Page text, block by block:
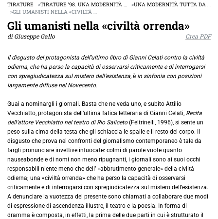
TIRATURE TIRATURE ’98. UNA MODERNITÀ …
UNA MODERNITÀ TUTTA DA …
GLI UMANISTI NELLA «CIVILTÀ …
Gli umanisti nella «civiltà orrenda»
di Giuseppe Gallo Crea PDF
Il disgusto del protagonista dell’ultimo libro di Gianni Celati contro la civiltà
odierna, che ha perso la capacità di osservarsi criticamente e di interrogarsi
con spregiudicatezza sul mistero dell’esistenza, è in sinfonia con posizioni
largamente diffuse nel Novecento.
Guai a nominargli i giornali. Basta che ne veda uno, e subito Attilio
Vecchiatto, protagonista dell’ultima fatica letteraria di Gianni Celati, Recita
dell’attore Vecchiatto nel teatro di Rio Saliceto(Feltrinelli, 1996), si sente un
peso sulla cima della testa che gli schiaccia le spalle e il resto del corpo. Il
disgusto che prova nei confronti del giornalismo contemporaneo è tale da
fargli pronunciare invettive infuocate: colmi di parole vuote quanto
nauseabonde e di nomi non meno ripugnanti, i giornali sono ai suoi occhi
responsabili niente meno che dell’ «abbrutimento generale» della civiltà
odierna; una «civiltà orrenda» che ha perso la capacità di osservarsi
criticamente e di interrogarsi con spregiudicatezza sul mistero dell’esistenza.
A denunciare la vuotezza del presente sono chiamati a collaborare due modi
di espressione di ascendenza illustre, il teatro e la poesia. In forma di
dramma è composta, in effetti, la prima delle due parti in cui è strutturato il